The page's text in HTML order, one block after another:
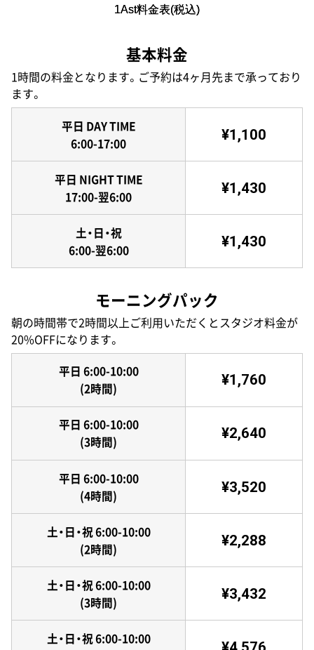
1Ast料金表(税込)
基本料金
1時間の料金となります。ご予約は4ヶ月先まで承っており
ます。
平日 DAY TIME
6:00-17:00
¥1,100
平日 NIGHT TIME
17:00-翌6:00
¥1,430
土・日・祝
6:00-翌6:00
¥1,430
モーニングパック
朝の時間帯で2時間以上ご利用いただくとスタジオ料金が
20%OFFになります。
平日 6:00-10:00
(2時間)
¥1,760
平日 6:00-10:00
(3時間)
¥2,640
平日 6:00-10:00
(4時間)
¥3,520
土・日・祝 6:00-10:00
(2時間)
¥2,288
土・日・祝 6:00-10:00
(3時間)
¥3,432
土・日・祝 6:00-10:00